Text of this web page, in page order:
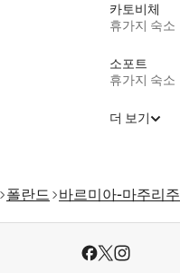
카토비체
휴가지 숙소
소포트
휴가지 숙소
더 보기
폴란드 바르미아-마주리주